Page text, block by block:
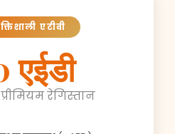
एटीवी
एईडी
रेगिस्तान